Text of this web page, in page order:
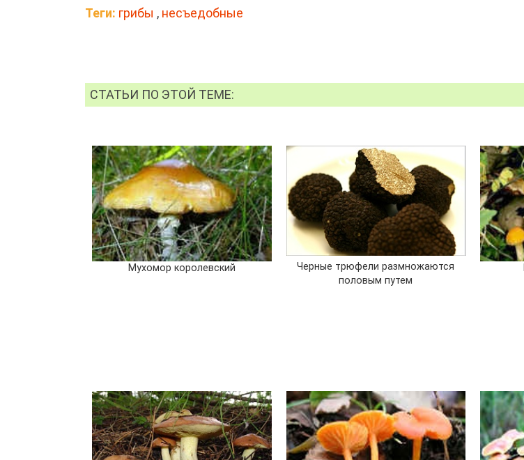
Теги: грибы , несъедобные
СТАТЬИ ПО ЭТОЙ ТЕМЕ:
Мухомор королевский
Черные трюфели размножаются
половым путем